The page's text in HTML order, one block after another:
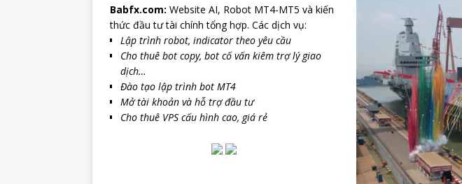
Babfx.com: Website AI, Robot MT4-MT5 và kiến
thức đầu tư tài chính tổng hợp. Các dịch vụ:
Lập trình robot, indicator theo yêu cầu
Cho thuê bot copy, bot cố vấn kiêm trợ lý giao
dịch…
Đào tạo lập trình bot MT4
Mở tài khoản và hỗ trợ đầu tư
Cho thuê VPS cấu hình cao, giá rẻ